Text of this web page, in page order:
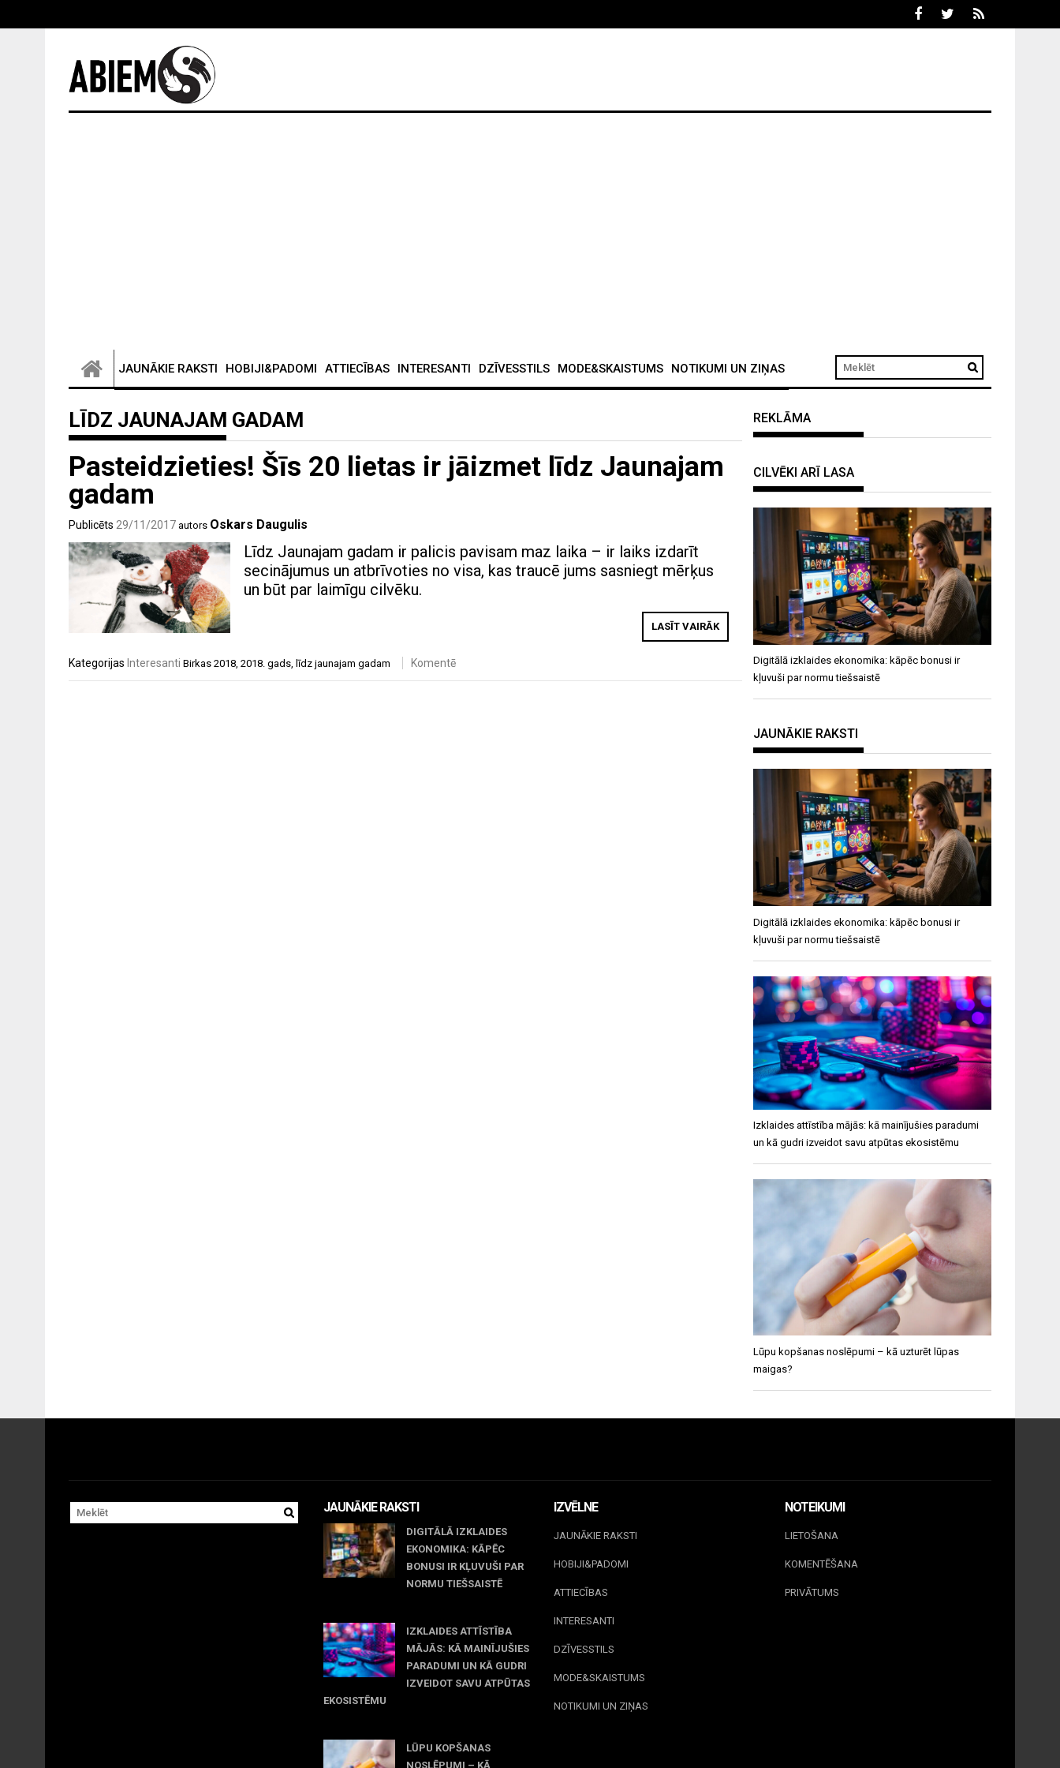
JAUNĀKIE RAKSTI HOBIJI&PADOMI ATTIECĪBAS INTERESANTI DZĪVESSTILS MODE&SKAISTUMS NOTIKUMI UN ZIŅAS
LĪDZ JAUNAJAM GADAM
Pasteidzieties! Šīs 20 lietas ir jāizmet līdz Jaunajam
gadam
Publicēts 29/11/2017 autors Oskars Daugulis
Līdz Jaunajam gadam ir palicis pavisam maz laika – ir laiks izdarīt
secinājumus un atbrīvoties no visa, kas traucē jums sasniegt mērķus
un būt par laimīgu cilvēku.
LASĪT VAIRĀK
Kategorijas Interesanti Birkas 2018, 2018. gads, līdz jaunajam gadam Komentē
REKLĀMA
CILVĒKI ARĪ LASA
Digitālā izklaides ekonomika: kāpēc bonusi ir
kļuvuši par normu tiešsaistē
JAUNĀKIE RAKSTI
Digitālā izklaides ekonomika: kāpēc bonusi ir
kļuvuši par normu tiešsaistē
Izklaides attīstība mājās: kā mainījušies paradumi
un kā gudri izveidot savu atpūtas ekosistēmu
Lūpu kopšanas noslēpumi – kā uzturēt lūpas
maigas?
JAUNĀKIE RAKSTI
DIGITĀLĀ IZKLAIDES
EKONOMIKA: KĀPĒC
BONUSI IR KĻUVUŠI PAR
NORMU TIEŠSAISTĒ
IZKLAIDES ATTĪSTĪBA
MĀJĀS: KĀ MAINĪJUŠIES
PARADUMI UN KĀ GUDRI
IZVEIDOT SAVU ATPŪTAS
EKOSISTĒMU
LŪPU KOPŠANAS
NOSLĒPUMI – KĀ
IZVĒLNE
JAUNĀKIE RAKSTI
HOBIJI&PADOMI
ATTIECĪBAS
INTERESANTI
DZĪVESSTILS
MODE&SKAISTUMS
NOTIKUMI UN ZIŅAS
NOTEIKUMI
LIETOŠANA
KOMENTĒŠANA
PRIVĀTUMS